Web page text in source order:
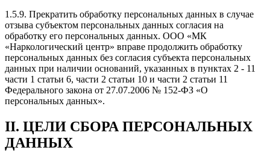
1.5.9. Прекратить обработку персональных данных в случае
отзыва субъектом персональных данных согласия на
обработку его персональных данных. ООО «МК
«Наркологический центр» вправе продолжить обработку
персональных данных без согласия субъекта персональных
данных при наличии оснований, указанных в пунктах 2 - 11
части 1 статьи 6, части 2 статьи 10 и части 2 статьи 11
Федерального закона от 27.07.2006 № 152-ФЗ «О
персональных данных».
II. ЦЕЛИ СБОРА ПЕРСОНАЛЬНЫХ
ДАННЫХ